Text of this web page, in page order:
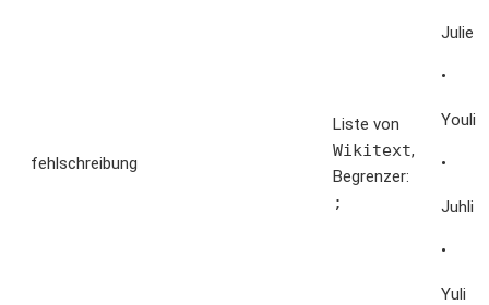
fehlschreibung
Liste von
Wikitext,
Begrenzer:
;
Julie
•
Youli
•
Juhli
•
Yuli